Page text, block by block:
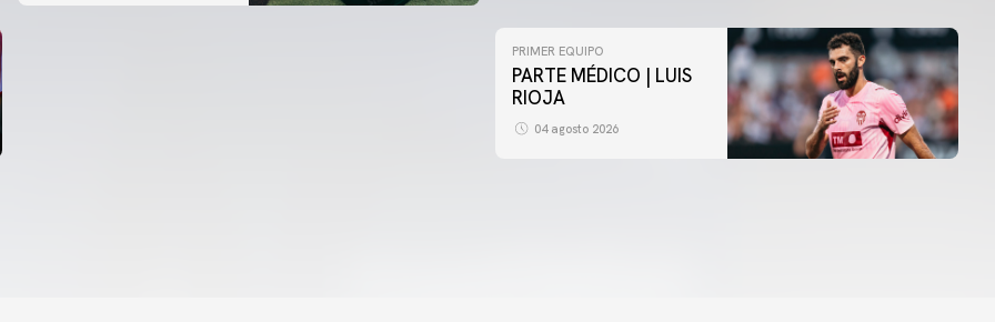
PRIMER EQUIPO
PARTE MÉDICO | LUIS
RIOJA
04 agosto 2026